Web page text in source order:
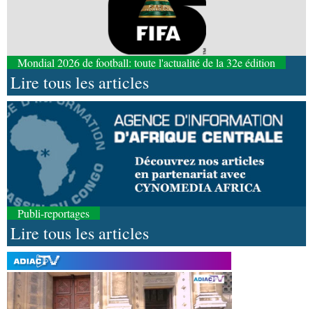
Mondial 2026 de football: toute l'actualité de la 32e édition
Lire tous les articles
Publi-reportages
Lire tous les articles
07-08-2026 11:03
SportFootball, le week-end des Diables rouges et
des Congolais de la diaspora en Coupes d'Europe
(matches aller du 3e tour)